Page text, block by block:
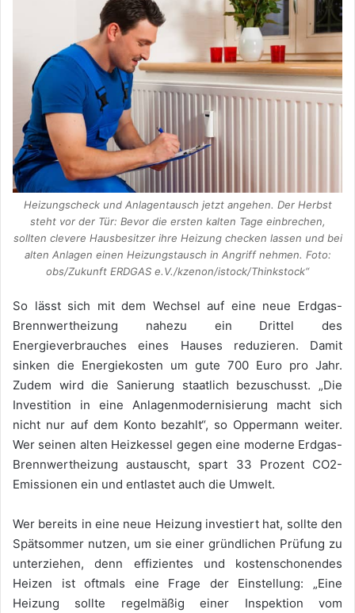
Heizungscheck und Anlagentausch jetzt angehen. Der Herbst
steht vor der Tür: Bevor die ersten kalten Tage einbrechen,
sollten clevere Hausbesitzer ihre Heizung checken lassen und bei
alten Anlagen einen Heizungstausch in Angriff nehmen. Foto:
obs/Zukunft ERDGAS e.V./kzenon/istock/Thinkstock“
So lässt sich mit dem Wechsel auf eine neue Erdgas-
Brennwertheizung nahezu ein Drittel des
Energieverbrauches eines Hauses reduzieren. Damit
sinken die Energiekosten um gute 700 Euro pro Jahr.
Zudem wird die Sanierung staatlich bezuschusst. „Die
Investition in eine Anlagenmodernisierung macht sich
nicht nur auf dem Konto bezahlt“, so Oppermann weiter.
Wer seinen alten Heizkessel gegen eine moderne Erdgas-
Brennwertheizung austauscht, spart 33 Prozent CO2-
Emissionen ein und entlastet auch die Umwelt.
Wer bereits in eine neue Heizung investiert hat, sollte den
Spätsommer nutzen, um sie einer gründlichen Prüfung zu
unterziehen, denn effizientes und kostenschonendes
Heizen ist oftmals eine Frage der Einstellung: „Eine
Heizung sollte regelmäßig einer Inspektion vom